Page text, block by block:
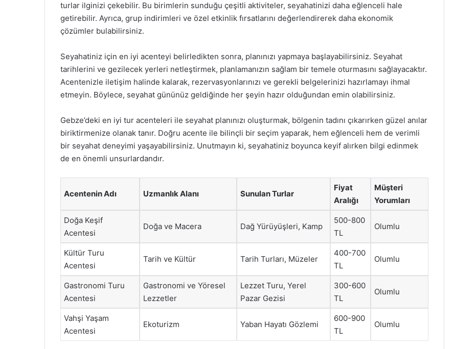
turlar ilginizi çekebilir. Bu birimlerin sunduğu çeşitli aktiviteler, seyahatinizi daha eğlenceli hale
getirebilir. Ayrıca, grup indirimleri ve özel etkinlik fırsatlarını değerlendirerek daha ekonomik
çözümler bulabilirsiniz.
Seyahatiniz için en iyi acenteyi belirledikten sonra, planınızı yapmaya başlayabilirsiniz. Seyahat
tarihlerini ve gezilecek yerleri netleştirmek, planlamanızın sağlam bir temele oturmasını sağlayacaktır.
Acentenizle iletişim halinde kalarak, rezervasyonlarınızı ve gerekli belgelerinizi hazırlamayı ihmal
etmeyin. Böylece, seyahat gününüz geldiğinde her şeyin hazır olduğundan emin olabilirsiniz.
Gebze’deki en iyi tur acenteleri ile seyahat planınızı oluşturmak, bölgenin tadını çıkarırken güzel anılar
biriktirmenize olanak tanır. Doğru acente ile bilinçli bir seçim yaparak, hem eğlenceli hem de verimli
bir seyahat deneyimi yaşayabilirsiniz. Unutmayın ki, seyahatiniz boyunca keyif alırken bilgi edinmek
de en önemli unsurlardandır.
Acentenin Adı Uzmanlık Alanı Sunulan Turlar
Fiyat
Aralığı
Müşteri
Yorumları
Doğa Keşif
Acentesi
Doğa ve Macera Dağ Yürüyüşleri, Kamp
500-800
TL
Olumlu
Kültür Turu
Acentesi
Tarih ve Kültür Tarih Turları, Müzeler
400-700
TL
Olumlu
Gastronomi Turu
Acentesi
Gastronomi ve Yöresel
Lezzetler
Lezzet Turu, Yerel
Pazar Gezisi
300-600
TL
Olumlu
Vahşi Yaşam
Acentesi
Ekoturizm Yaban Hayatı Gözlemi
600-900
TL
Olumlu